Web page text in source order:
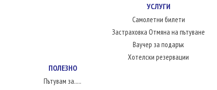
УСЛУГИ
Самолетни билети
Застраховка Отмяна на пътуване
Ваучер за подарък
Хотелски резервации
ПОЛЕЗНО
Пътувам за.....